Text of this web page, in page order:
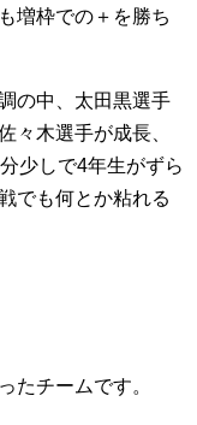
増枠での＋を勝ち
の中、太田黒選手
々木選手が成長、
少しで4年生がずら
でも何とか粘れる
たチームです。